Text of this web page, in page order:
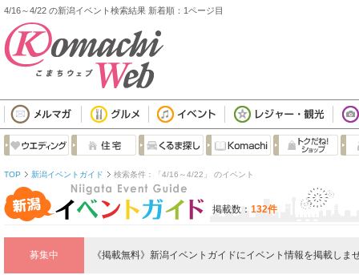
4/16～4/22 の新潟イベント検索結果 新着順：1ページ目
TOP 新潟イベントガイド 検索条件：「4/16～4/22」 のイベント
掲載数： 132件
募集中 《掲載無料》新潟イベントガイドにイベント情報を掲載しま